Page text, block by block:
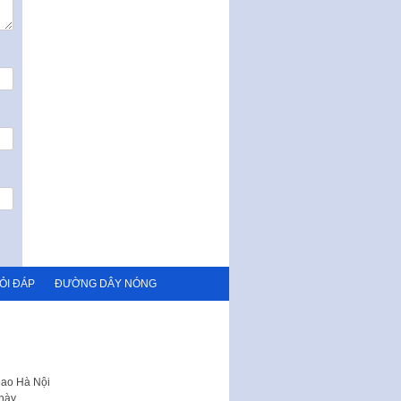
Phê duyệt Chương trình phát
triển kinh tế số và xã hội số giai
ĐÁP ĐƯỜNG DÂY NÓNG
Hà Nội